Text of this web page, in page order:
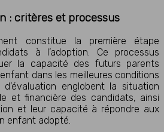
: critères et processus
constitue la première étape
à l’adoption. Ce processus
la capacité des futurs parents
dans les meilleures conditions
englobent la situation
et financière des candidats, ainsi
et leur capacité à répondre aux
enfant adopté.